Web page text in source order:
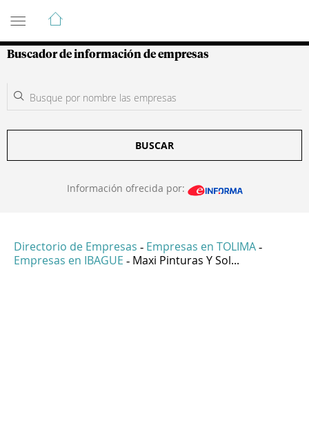
Guía de Empresas Colombianas
Buscador de información de empresas
BUSCAR
Información ofrecida por:
Directorio de Empresas - Empresas en TOLIMA -
Empresas en IBAGUE - Maxi Pinturas Y Sol...